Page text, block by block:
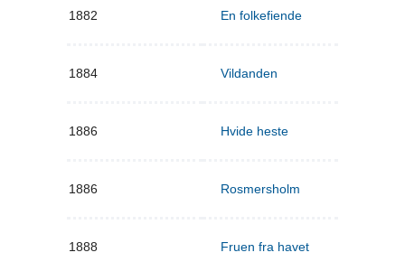
1882 En folkefiende
1884 Vildanden
1886 Hvide heste
1886 Rosmersholm
1888 Fruen fra havet